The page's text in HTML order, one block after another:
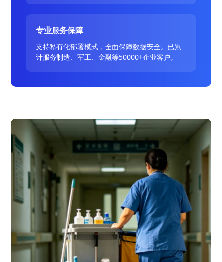
专业服务保障
支持私有化部署模式，全面保障数据安全。已累
计服务制造、军工、金融等50000+企业客户。